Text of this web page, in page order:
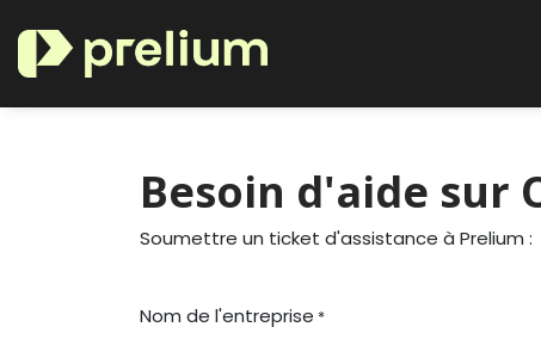
Besoin d'aide sur
Soumettre un ticket d'assistance à Prelium :
Nom de l'entreprise *